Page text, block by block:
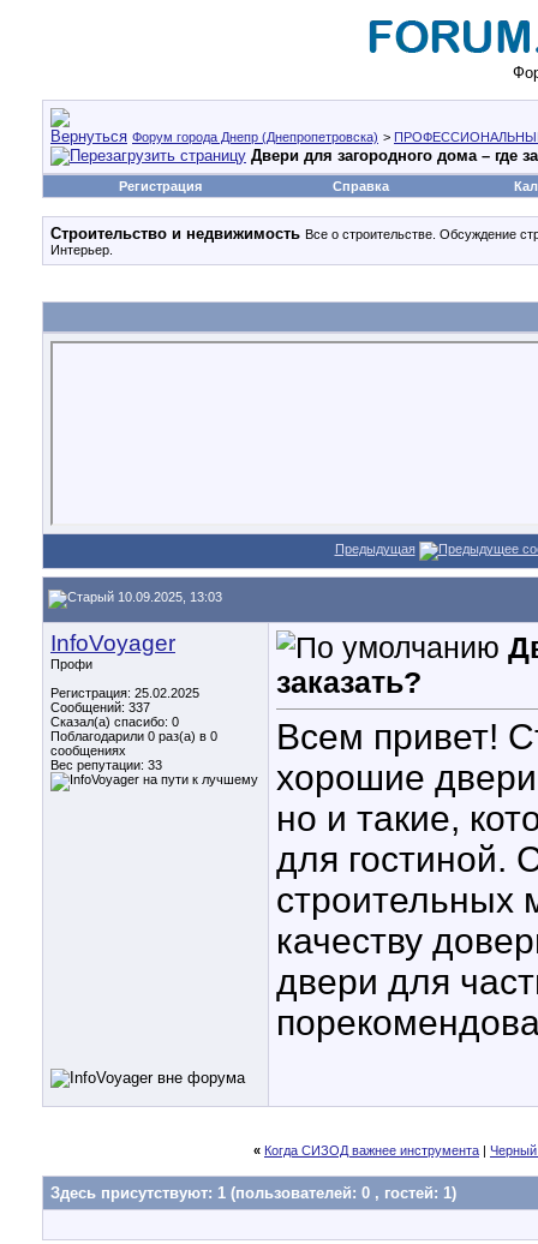
Форум города Днепр (Днепропетровска) >
Двери для загородного дома – где
Регистрация Справка
Строительство и недвижимость Все о строительстве. Обсуждение
Интерьер.
Предыдущая
10.09.2025, 13:03
InfoVoyager
Профи
Регистрация: 25.02.2025
Сообщений: 337
Сказал(а) спасибо: 0
Поблагодарили 0 раз(а) в 0
сообщениях
Вес репутации: 33
заказать?
Всем привет!
хорошие
но и такие,
для гостиной.
строительных
качеству
двери для
« Когда СИЗОД важнее инструмента | Черный
Здесь присутствуют: 1 (пользователей: 0 , гостей: 1)